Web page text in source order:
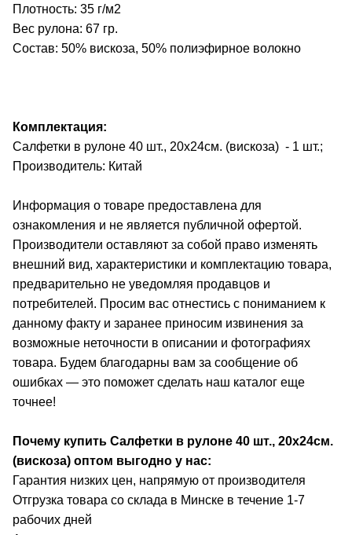
П лотность: 35 г/м2
Вес рулона: 67 гр.
Состав: 50% вискоза, 50% полиэфирное волокно
Комплектация:
Салфетки в рулоне 40 шт., 20х24см. (вискоза) - 1 шт.;
Производитель: Китай
Информация о товаре предоставлена для
ознакомления и не является публичной офертой.
Производители оставляют за собой право изменять
внешний вид, характеристики и комплектацию товара,
предварительно не уведомляя продавцов и
потребителей. Просим вас отнестись с пониманием к
данному факту и заранее приносим извинения за
возможные неточности в описании и фотографиях
товара. Будем благодарны вам за сообщение об
ошибках — это поможет сделать наш каталог еще
точнее!
Почему купить Салфетки в рулоне 40 шт., 20х24см.
(вискоза) оптом выгодно у нас:
Гарантия низких цен, напрямую от производителя
Отгрузка товара со склада в Минске в течение 1-7
рабочих дней